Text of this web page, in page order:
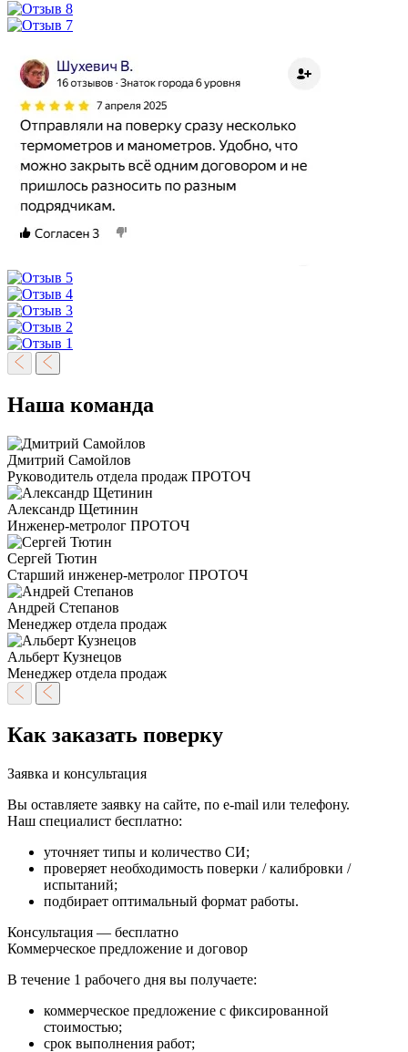
Наша команда
Дмитрий Самойлов
Руководитель отдела продаж ПРОТОЧ
Александр Щетинин
Инженер-метролог ПРОТОЧ
Сергей Тютин
Старший инженер-метролог ПРОТОЧ
Андрей Степанов
Менеджер отдела продаж
Альберт Кузнецов
Менеджер отдела продаж
Как заказать поверку
Заявка и консультация
Вы оставляете заявку на сайте, по e-mail или телефону.
Наш специалист бесплатно:
уточняет типы и количество СИ;
проверяет необходимость поверки / калибровки /
испытаний;
подбирает оптимальный формат работы.
Консультация — бесплатно
Коммерческое предложение и договор
В течение 1 рабочего дня вы получаете:
коммерческое предложение с фиксированной
стоимостью;
срок выполнения работ;